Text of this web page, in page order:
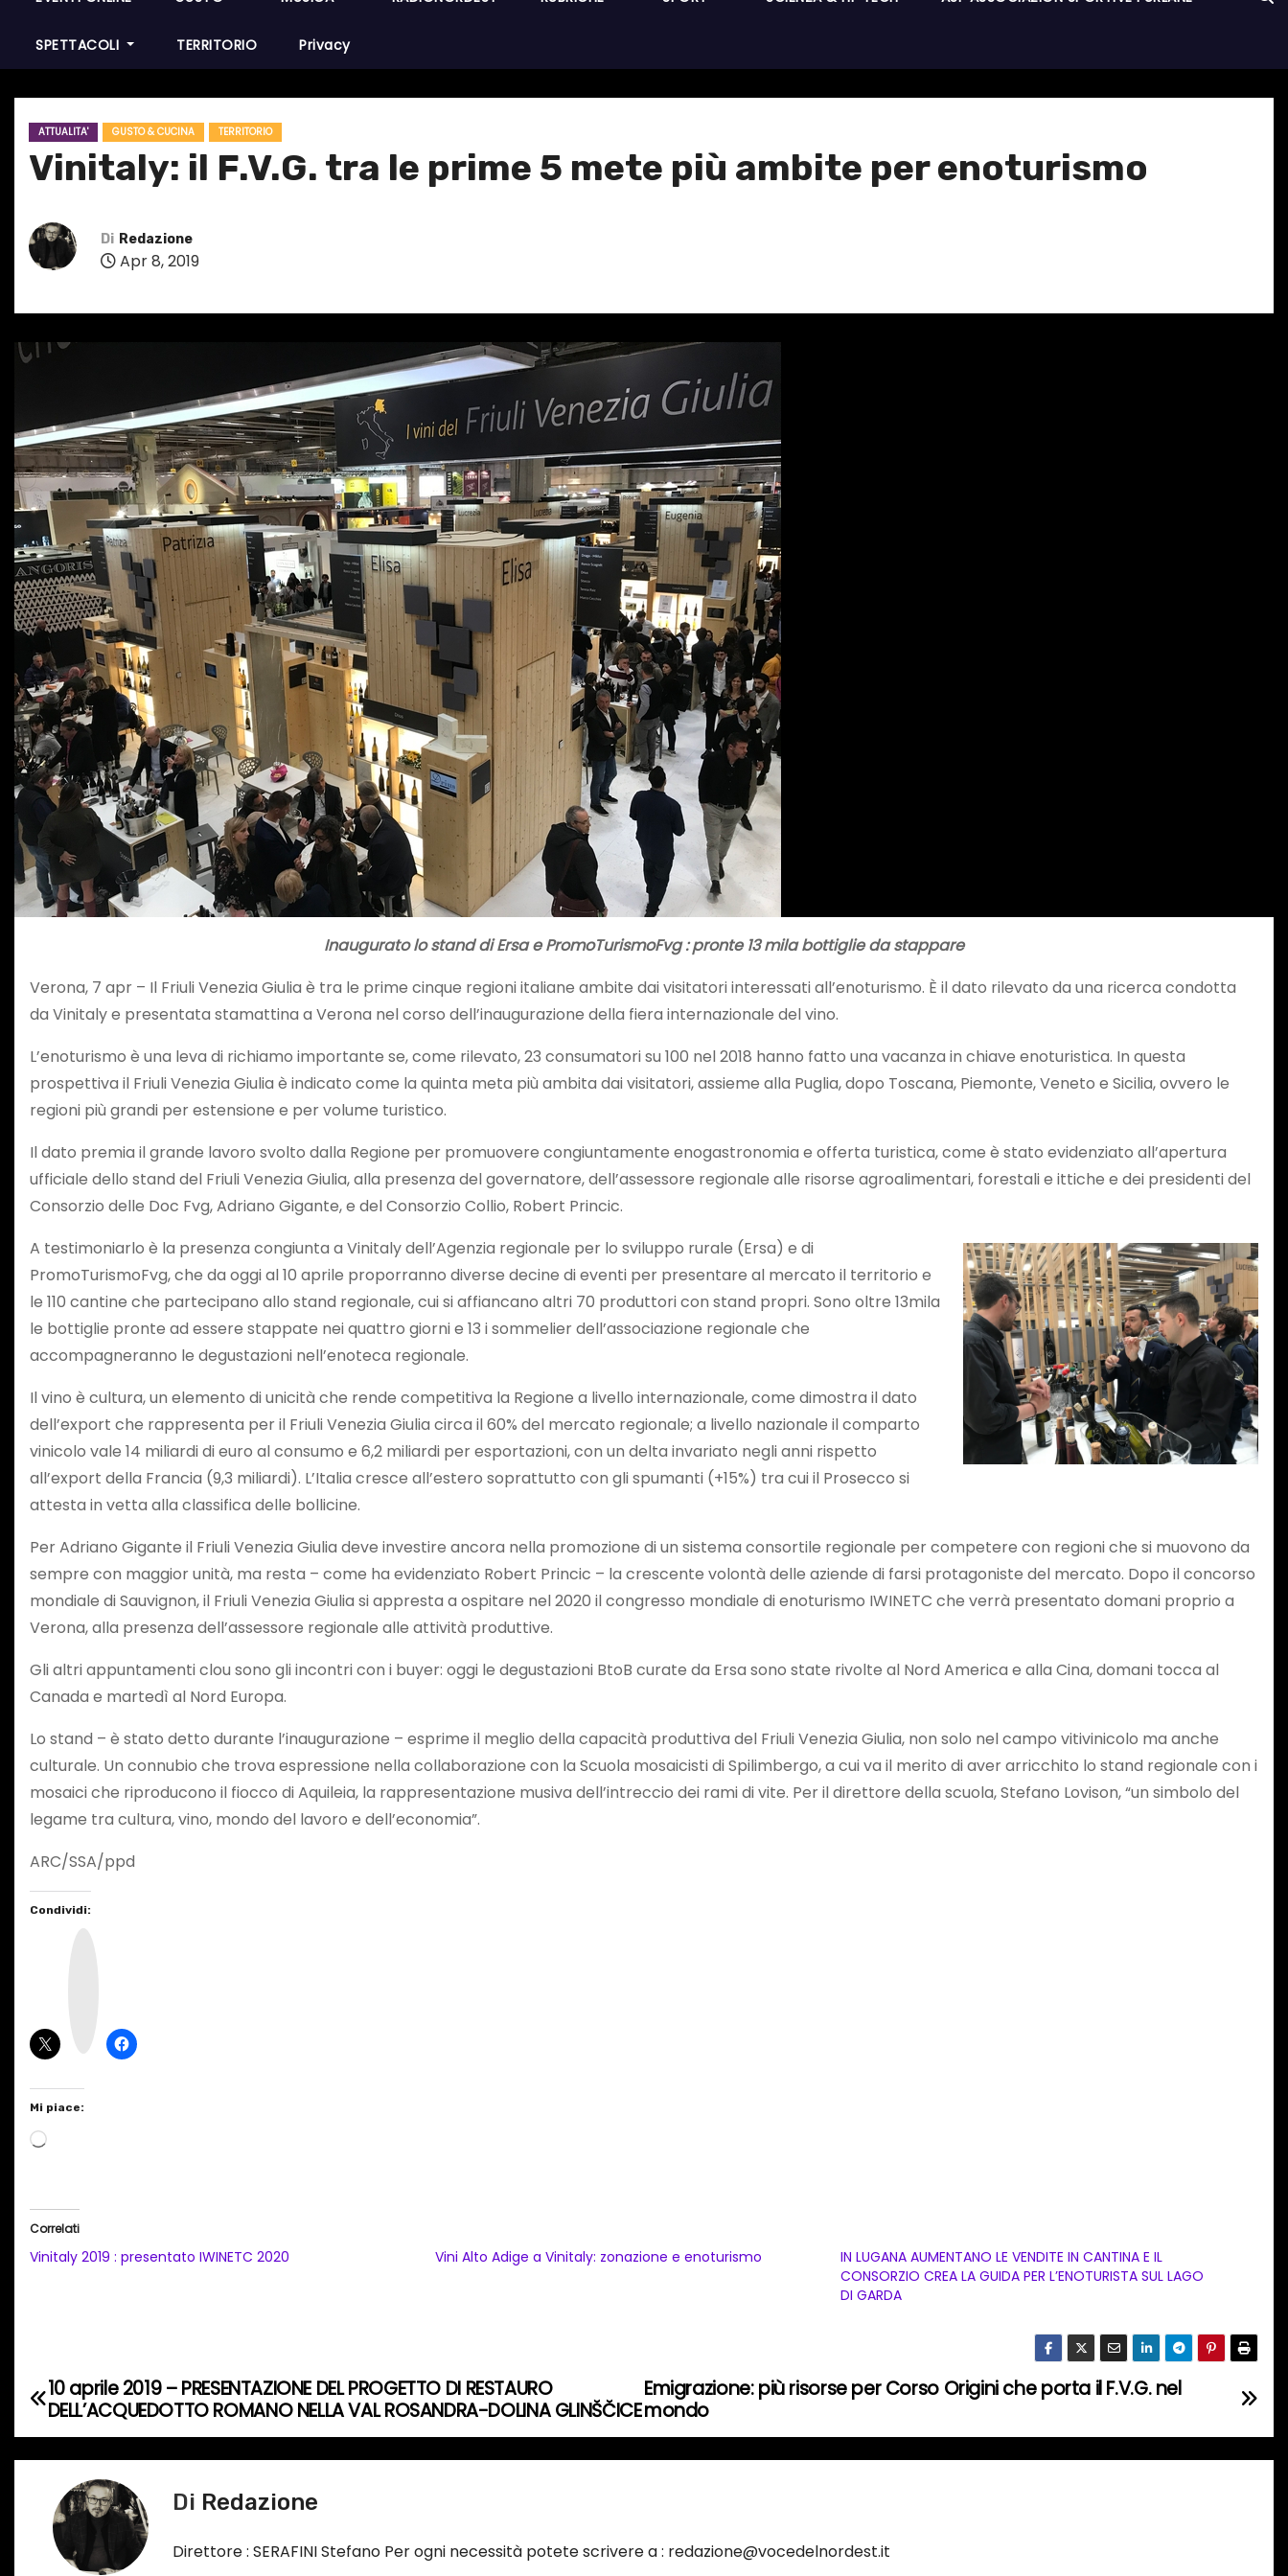
SPETTACOLI TERRITORIO Privacy
ATTUALITA' GUSTO & CUCINA TERRITORIO
Vinitaly: il F.V.G. tra le prime 5 mete più ambite per enoturismo
Di Redazione
Apr 8, 2019
Inaugurato lo stand di Ersa e PromoTurismoFvg : pronte 13 mila bottiglie da stappare
Verona, 7 apr – Il Friuli Venezia Giulia è tra le prime cinque regioni italiane ambite dai visitatori interessati all’enoturismo. È il dato rilevato da una ricerca condotta
da Vinitaly e presentata stamattina a Verona nel corso dell’inaugurazione della fiera internazionale del vino.
L’enoturismo è una leva di richiamo importante se, come rilevato, 23 consumatori su 100 nel 2018 hanno fatto una vacanza in chiave enoturistica. In questa
prospettiva il Friuli Venezia Giulia è indicato come la quinta meta più ambita dai visitatori, assieme alla Puglia, dopo Toscana, Piemonte, Veneto e Sicilia, ovvero le
regioni più grandi per estensione e per volume turistico.
Il dato premia il grande lavoro svolto dalla Regione per promuovere congiuntamente enogastronomia e offerta turistica, come è stato evidenziato all’apertura
ufficiale dello stand del Friuli Venezia Giulia, alla presenza del governatore, dell’assessore regionale alle risorse agroalimentari, forestali e ittiche e dei presidenti del
Consorzio delle Doc Fvg, Adriano Gigante, e del Consorzio Collio, Robert Princic.
A testimoniarlo è la presenza congiunta a Vinitaly dell’Agenzia regionale per lo sviluppo rurale (Ersa) e di
PromoTurismoFvg, che da oggi al 10 aprile proporranno diverse decine di eventi per presentare al mercato il territorio e
le 110 cantine che partecipano allo stand regionale, cui si affiancano altri 70 produttori con stand propri. Sono oltre 13mila
le bottiglie pronte ad essere stappate nei quattro giorni e 13 i sommelier dell’associazione regionale che
accompagneranno le degustazioni nell’enoteca regionale.
Il vino è cultura, un elemento di unicità che rende competitiva la Regione a livello internazionale, come dimostra il dato
dell’export che rappresenta per il Friuli Venezia Giulia circa il 60% del mercato regionale; a livello nazionale il comparto
vinicolo vale 14 miliardi di euro al consumo e 6,2 miliardi per esportazioni, con un delta invariato negli anni rispetto
all’export della Francia (9,3 miliardi). L’Italia cresce all’estero soprattutto con gli spumanti (+15%) tra cui il Prosecco si
attesta in vetta alla classifica delle bollicine.
Per Adriano Gigante il Friuli Venezia Giulia deve investire ancora nella promozione di un sistema consortile regionale per competere con regioni che si muovono da
sempre con maggior unità, ma resta – come ha evidenziato Robert Princic – la crescente volontà delle aziende di farsi protagoniste del mercato. Dopo il concorso
mondiale di Sauvignon, il Friuli Venezia Giulia si appresta a ospitare nel 2020 il congresso mondiale di enoturismo IWINETC che verrà presentato domani proprio a
Verona, alla presenza dell’assessore regionale alle attività produttive.
Gli altri appuntamenti clou sono gli incontri con i buyer: oggi le degustazioni BtoB curate da Ersa sono state rivolte al Nord America e alla Cina, domani tocca al
Canada e martedì al Nord Europa.
Lo stand – è stato detto durante l’inaugurazione – esprime il meglio della capacità produttiva del Friuli Venezia Giulia, non solo nel campo vitivinicolo ma anche
culturale. Un connubio che trova espressione nella collaborazione con la Scuola mosaicisti di Spilimbergo, a cui va il merito di aver arricchito lo stand regionale con i
mosaici che riproducono il fiocco di Aquileia, la rappresentazione musiva dell’intreccio dei rami di vite. Per il direttore della scuola, Stefano Lovison, “un simbolo del
legame tra cultura, vino, mondo del lavoro e dell’economia”.
ARC/SSA/ppd
Condividi:
Mi piace:
C
t
o
i
n
o
Correlati
Vinitaly 2019 : presentato IWINETC 2020 Vini Alto Adige a Vinitaly: zonazione e enoturismo
IN LUGANA AUMENTANO LE VENDITE IN CANTINA E IL
CONSORZIO CREA LA GUIDA PER L’ENOTURISTA SUL LAGO
DI GARDA
N
a
Emigrazione: più risorse per Corso Origini che porta il F.V.G. nel
mondo
10 aprile 2019 – PRESENTAZIONE DEL PROGETTO DI RESTAURO
DELL’ACQUEDOTTO ROMANO NELLA VAL ROSANDRA-DOLINA GLINŠČICE
Di Redazione
Direttore : SERAFINI Stefano Per ogni necessità potete scrivere a : redazione@vocedelnordest.it